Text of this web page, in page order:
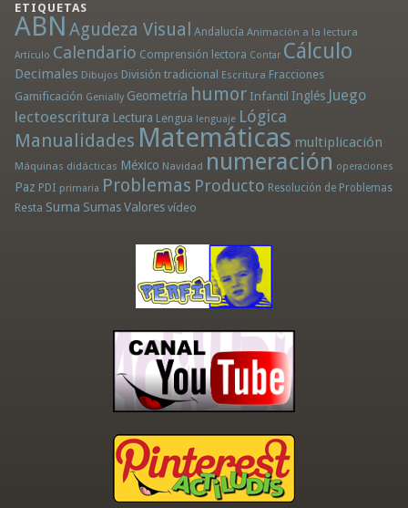
ETIQUETAS
ABN Agudeza Visual Andalucía Animación a la lectura
Artículo Calendario Comprensión lectora Contar Cálculo
Decimales Dibujos División tradicional Escritura Fracciones
Gamificación Genially Geometría humor Infantil Inglés Juego
lectoescritura Lectura Lengua lenguaje Lógica
Manualidades Matemáticas multiplicación
Máquinas didácticas México Navidad numeración operaciones
Paz PDI primaria Problemas Producto Resolución de Problemas
Resta Suma Sumas Valores vídeo